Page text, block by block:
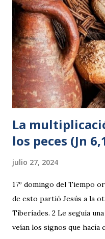
La
los peces (Jn
julio 27, 2024
17º domingo del Tiempo
de esto partió Jesús a la
Tiberíades. 2 Le seguía
veían los signos que hacía